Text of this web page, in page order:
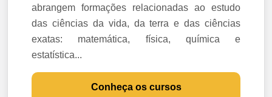
abrangem formações relacionadas ao estudo
das ciências da vida, da terra e das ciências
exatas: matemática, física, química e
estatística...
Conheça os cursos